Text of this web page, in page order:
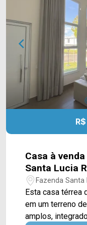
Supermercados
outros serviços
oferece fácil
Luiz de Queiroz
deslocamentos por
contato com a
sua visita! WhatsApp e telefone: (19) 3475-4546
Arbix Imóveis -
Casa à
Santa Lucia
Americana/
Fazenda
Esta casa térrea
em um terreno
amplos,